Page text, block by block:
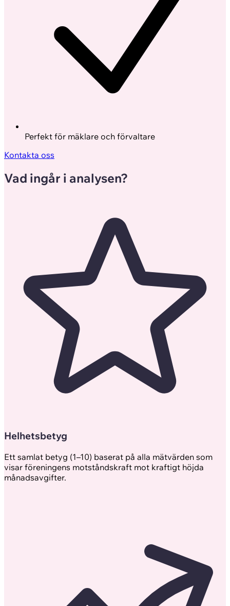
Perfekt för mäklare och förvaltare
Kontakta oss
Vad ingår i analysen?
Helhetsbetyg
Ett samlat betyg (1–10) baserat på alla mätvärden som
visar föreningens motståndskraft mot kraftigt höjda
månadsavgifter.